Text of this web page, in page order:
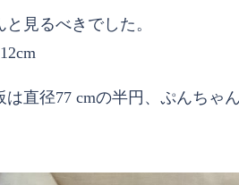
見るべきでした。
直径77 cmの半円、ぷんちゃ